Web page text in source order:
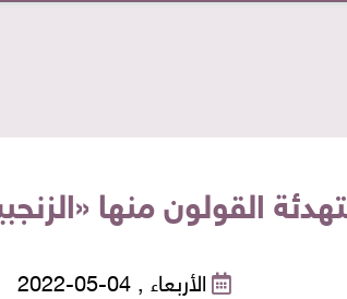
الأربعاء , 04-05-2022